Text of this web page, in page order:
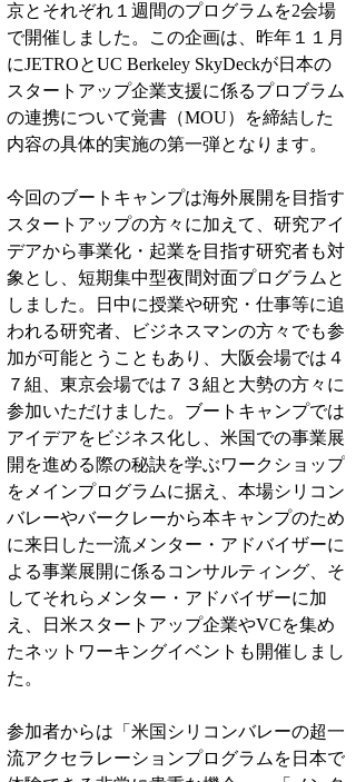
京とそれぞれ１週間のプログラムを2会場
で開催しました。この企画は、昨年１１月
にJETROとUC Berkeley SkyDeckが日本の
スタートアップ企業支援に係るプロブラム
の連携について覚書（MOU）を締結した
内容の具体的実施の第一弾となります。
今回のブートキャンプは海外展開を目指す
スタートアップの方々に加えて、研究アイ
デアから事業化・起業を目指す研究者も対
象とし、短期集中型夜間対面プログラムと
しました。日中に授業や研究・仕事等に追
われる研究者、ビジネスマンの方々でも参
加が可能とうこともあり、大阪会場では４
７組、東京会場では７３組と大勢の方々に
参加いただけました。ブートキャンプでは
アイデアをビジネス化し、米国での事業展
開を進める際の秘訣を学ぶワークショップ
をメインプログラムに据え、本場シリコン
バレーやバークレーから本キャンプのため
に来日した一流メンター・アドバイザーに
よる事業展開に係るコンサルティング、そ
してそれらメンター・アドバイザーに加
え、日米スタートアップ企業やVCを集め
たネットワーキングイベントも開催しまし
た。
参加者からは「米国シリコンバレーの超一
流アクセラレーションプログラムを日本で